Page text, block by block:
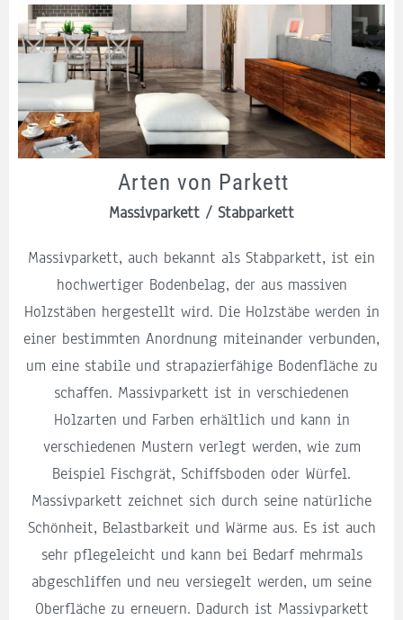
Arten von Parkett
Massivparkett / Stabparkett
Massivparkett, auch bekannt als Stabparkett, ist ein
hochwertiger Bodenbelag, der aus massiven
Holzstäben hergestellt wird. Die Holzstäbe werden in
einer bestimmten Anordnung miteinander verbunden,
um eine stabile und strapazierfähige Bodenfläche zu
schaffen. Massivparkett ist in verschiedenen
Holzarten und Farben erhältlich und kann in
verschiedenen Mustern verlegt werden, wie zum
Beispiel Fischgrät, Schiffsboden oder Würfel.
Massivparkett zeichnet sich durch seine natürliche
Schönheit, Belastbarkeit und Wärme aus. Es ist auch
sehr pflegeleicht und kann bei Bedarf mehrmals
abgeschliffen und neu versiegelt werden, um seine
Oberfläche zu erneuern. Dadurch ist Massivparkett